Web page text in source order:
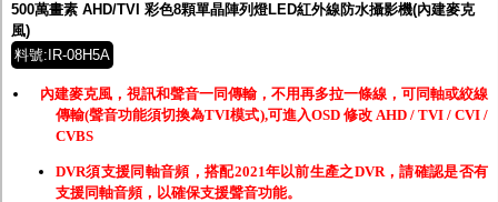
500萬畫素 AHD/TVI 彩色8顆單晶陣列燈LED紅外線防水攝影機(內建麥克
風)
料號:IR-08H5A
內建麥克風，視訊和聲音一同傳輸，不用再多拉一條線，可同軸或絞線
傳輸(聲音功能須切換為TVI模式),可進入OSD 修改 AHD / TVI / CVI /
CVBS
DVR須支援同軸音頻，搭配2021年以前生產之DVR，請確認是否有
支援同軸音頻，以確保支援聲音功能。